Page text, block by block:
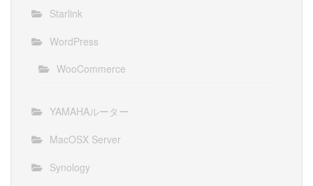
Starlink
WordPress
WooCommerce
YAMAHAルーター
MacOSX Server
Synology